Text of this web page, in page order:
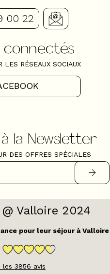
00 22
connectés
LES RÉSEAUX SOCIAUX
la Newsletter
DES OFFRES SPÉCIALES
Valloire 2024
pour leur séjour à Valloire
les 3856 avis